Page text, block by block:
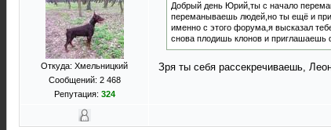
Откуда: Хмельницкий
Сообщений: 2 468
Репутация: 324
Добрый день Юрий,ты с начало
переманываешь людей,но ты ещё и
именно с этого форума,я высказал
снова плодишь клонов и приглашаешь
Зря ты себя рассекречиваешь,